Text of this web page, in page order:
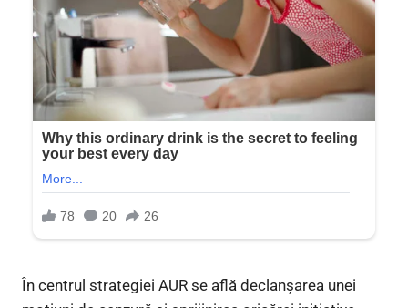
În centrul strategiei AUR se află declanșarea unei